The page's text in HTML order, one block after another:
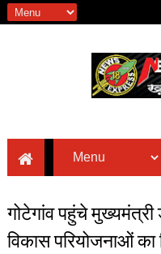
गोटेगांव पहुंचे मुख्यमंत्री
विकास परियोजनाओं का